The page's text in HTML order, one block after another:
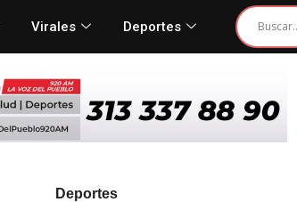
Virales Deportes
Deportes